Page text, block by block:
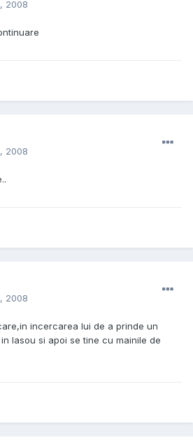
2008
2008
2008
incercarea lui de a prinde un
lasou si apoi se tine cu mainile de